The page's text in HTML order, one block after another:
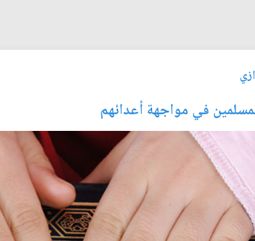
في مواجهة أعدائهم